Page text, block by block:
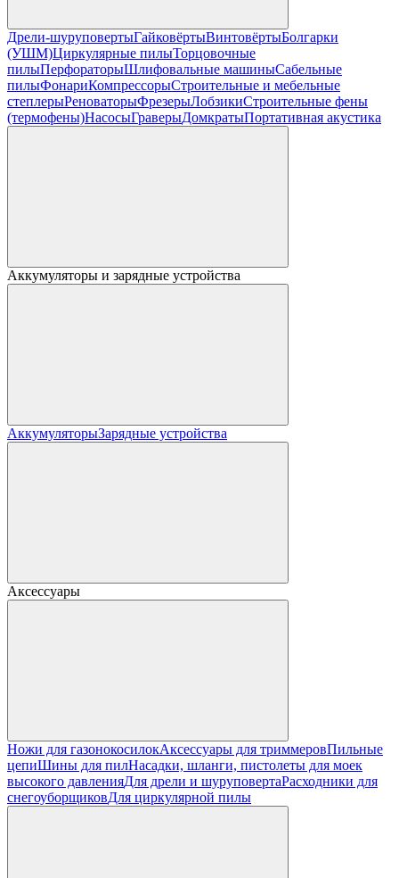
Дрели-шуруповертыГайковёртыВинтовёртыБолгарки
(УШМ)Циркулярные пилыТорцовочные
пилыПерфораторыШлифовальные машиныСабельные
пилыФонариКомпрессорыСтроительные и мебельные
степлерыРеноваторыФрезерыЛобзикиСтроительные фены
(термофены)НасосыГраверыДомкратыПортативная акустика
Аккумуляторы и зарядные устройства
АккумуляторыЗарядные устройства
Аксессуары
Ножи для газонокосилокАксессуары для триммеровПильные
цепиШины для пилНасадки, шланги, пистолеты для моек
высокого давленияДля дрели и шуруповертаРасходники для
снегоуборщиковДля циркулярной пилы